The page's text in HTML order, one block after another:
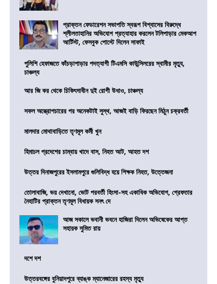
প্রাক্তন ফেডারেশন সভাপতি স্বরূপ বিশ্বাসের বিরুদ্ধে
শ্লীলতাহানির অভিযোগ প্রত্যাহার করলেন টলিপাড়ার মেকআপ
আর্টিস্ট, ফেসবুক পোস্টে দিলেন সাফাই
পুলিশি হেফাজতে কাঁচড়াপাড়ার পদত্যাগী টিএমসি কাউন্সিলরের স্বামীর মৃত্যু,
চাঞ্চল্য
আর জি কর থেকে চিকিৎসাধীন দুই রোগী উধাও, চাঞ্চল্য
সফল অস্ত্রোপচারের পর অনেকটাই সুস্থ, আজই বাড়ি ফিরছেন মিঠুন চক্রবর্তী
মালদার মোথাবাড়িতে তৃণমূল কর্মী খুন
হিমাচল প্রদেশের চাম্বায় খাদে বাস, নিহত আট, আহত দশ
উত্তর দিনাজপুরের ইসলামপুরে গুলিবিদ্ধ হয়ে শিক্ষক নিহত, উত্তেজনা
তোলাবাজি, ভয় দেখানো, ভোট পরবর্তী হিংসা-সহ একাধিক অভিযোগ, গ্রেফতার
নৈহাটির প্রাক্তন তৃণমূল বিধায়ক সনৎ দে
আজ সকালে ভবানী ভবনে হাজিরা দিলেন অভিষেকের আপ্ত
সহায়ক সুমিত রায়
দশে দশ
উত্তরবঙ্গের বুনিয়াদপুরে ব্যাঙ্ক ম্যানেজারের রহস্য মৃত্যু